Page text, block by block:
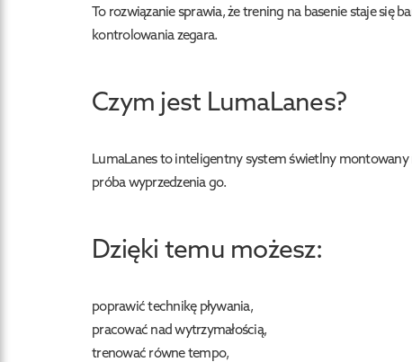
To rozwiązanie sprawia, że trening na basenie staje się
kontrolowania zegara.
Czym jest LumaLanes?
LumaLanes to inteligentny system świetlny montowany
próba wyprzedzenia go.
Dzięki temu możesz:
poprawić technikę pływania,
pracować nad wytrzymałością,
trenować równe tempo,